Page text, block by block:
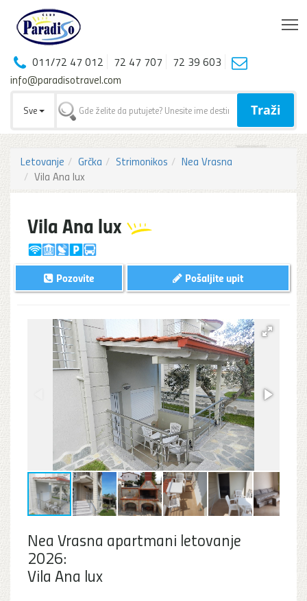
011/72 47 012 72 47 707
72 39 603
info@paradisotravel.com
Sve Traži
Letovanje Grčka Strimonikos
Nea Vrasna
Vila Ana lux
Vila Ana lux
Pošaljite upit
Pozovite
Nea Vrasna apartmani letovanje
2026:
Vila Ana lux